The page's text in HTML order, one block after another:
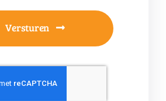
Versturen